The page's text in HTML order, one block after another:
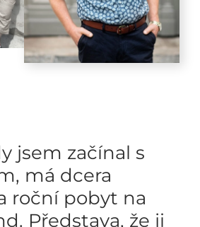
jsem začínal s
má dcera
roční pobyt na
Představa, že ji